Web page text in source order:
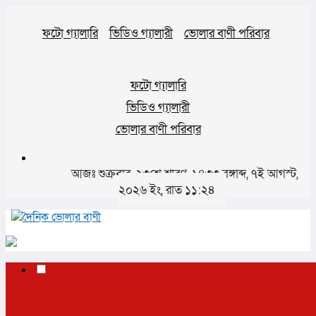
ফটো গ্যালারি ভিডিও গ্যালারী ভোলার বাণী পরিবার
ফটো গ্যালারি
ভিডিও গ্যালারী
ভোলার বাণী পরিবার
আজঃ শুক্রবার, ২৩শে শ্রাবণ, ১৪৩৩ বঙ্গাব্দ, ৭ই আগস্ট,
২০২৬ ইং, রাত ১১:২৪
✕